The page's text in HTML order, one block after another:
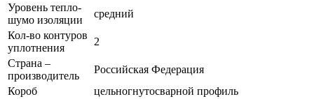
Уровень тепло-
шумо изоляции
средний
Кол-во контуров
уплотнения
2
Страна –
производитель
Российская Федерация
Короб
цельногнутосварной профиль